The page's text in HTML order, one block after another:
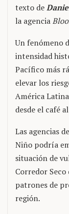
texto de
la agencia
Un fenómeno
intensidad
Pacífico más
elevar los
América
desde el café
Las agencias
Niño podría
situación de
Corredor
patrones de
región.